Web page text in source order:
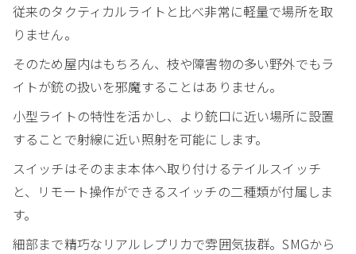
従来のタクティカルライトと比べ非常に軽量で場所を取
りません。
そのため屋内はもちろん、枝や障害物の多い野外でもラ
イトが銃の扱いを邪魔することはありません。
小型ライトの特性を活かし、より銃口に近い場所に設置
することで射線に近い照射を可能にします。
スイッチはそのまま本体へ取り付けるテイルスイッチ
と、リモート操作ができるスイッチの二種類が付属しま
す。
細部まで精巧なリアルレプリカで雰囲気抜群。SMGから